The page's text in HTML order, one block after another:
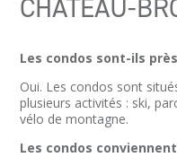
CHÂTEAU-
Les condos sont-ils
Oui. Les condos sont
plusieurs activités : ski,
vélo de montagne.
Les condos